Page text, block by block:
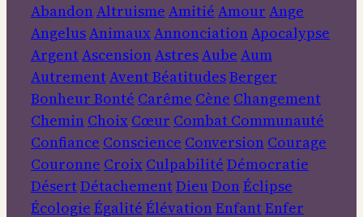
AbandonAltruisme Amitié Amour Ange
AngelusAnimauxAnnonciationApocalypse
ArgentAscensionAstresAube Aum
AutrementAventBéatitudesBerger
Bonheur Bonté Carême Cène Changement
Chemin Choix Cœur Combat Communauté
Confiance Conscience Conversion Courage
Couronne Croix Culpabilité Démocratie
DésertDétachementDieuDonÉclipse
Écologie Égalité ÉlévationEnfantEnfer